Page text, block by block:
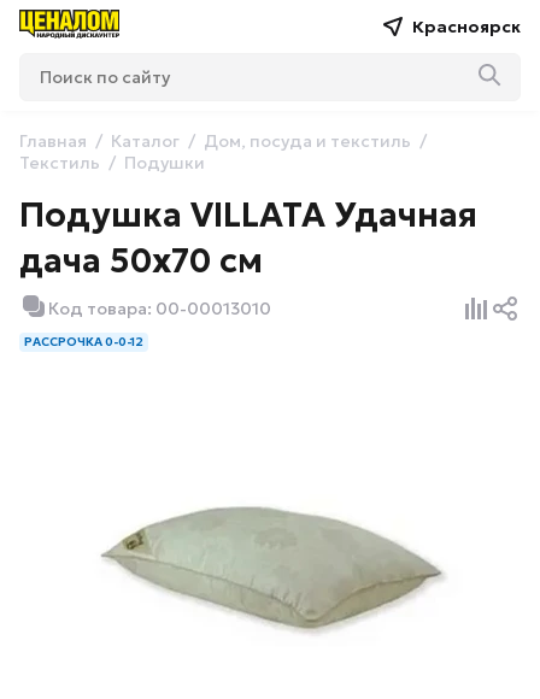
Красноярск
Главная Каталог
Дом, посуда и текстиль
Текстиль
Подушки
Подушка VILLATA Удачная
дача 50х70 см
Код товара: 00-00013010
РАССРОЧКА 0-0-12